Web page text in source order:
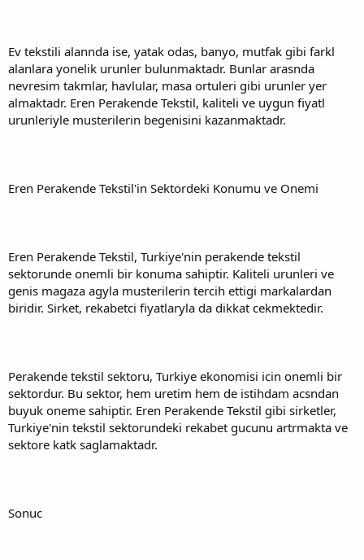
Ev tekstili alannda ise, yatak odas, banyo, mutfak gibi farkl
alanlara yonelik urunler bulunmaktadr. Bunlar arasnda
nevresim takmlar, havlular, masa ortuleri gibi urunler yer
almaktadr. Eren Perakende Tekstil, kaliteli ve uygun fiyatl
urunleriyle musterilerin begenisini kazanmaktadr.
Eren Perakende Tekstil'in Sektordeki Konumu ve Onemi
Eren Perakende Tekstil, Turkiye'nin perakende tekstil
sektorunde onemli bir konuma sahiptir. Kaliteli urunleri ve
genis magaza agyla musterilerin tercih ettigi markalardan
biridir. Sirket, rekabetci fiyatlaryla da dikkat cekmektedir.
Perakende tekstil sektoru, Turkiye ekonomisi icin onemli bir
sektordur. Bu sektor, hem uretim hem de istihdam acsndan
buyuk oneme sahiptir. Eren Perakende Tekstil gibi sirketler,
Turkiye'nin tekstil sektorundeki rekabet gucunu artrmakta ve
sektore katk saglamaktadr.
Sonuc